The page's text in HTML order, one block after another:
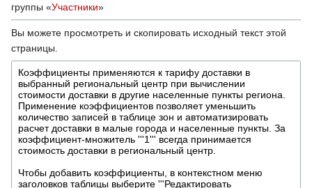
группы «Участники»
Вы можете просмотреть и скопировать исходный текст этой
страницы.